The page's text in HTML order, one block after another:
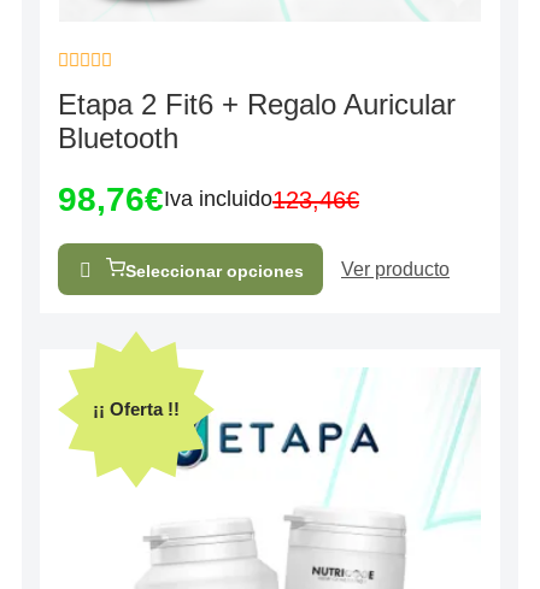
con
0
de
Etapa 2 Fit6 + Regalo Auricular
Bluetooth
123,46€
98,76€Iva incluido
Seleccionar opciones Ver producto
¡¡ Oferta !!